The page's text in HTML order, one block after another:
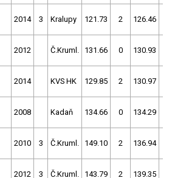
2014 3 Kralupy 121.73 2 126.46
2012 Č.Kruml. 131.66 0 130.93
2014 KVS HK 129.85 2 130.97
2008 Kadaň 134.66 0 134.29
2010 3 Č.Kruml. 149.10 2 136.94
2012 3 Č.Kruml. 143.79 2 139.35